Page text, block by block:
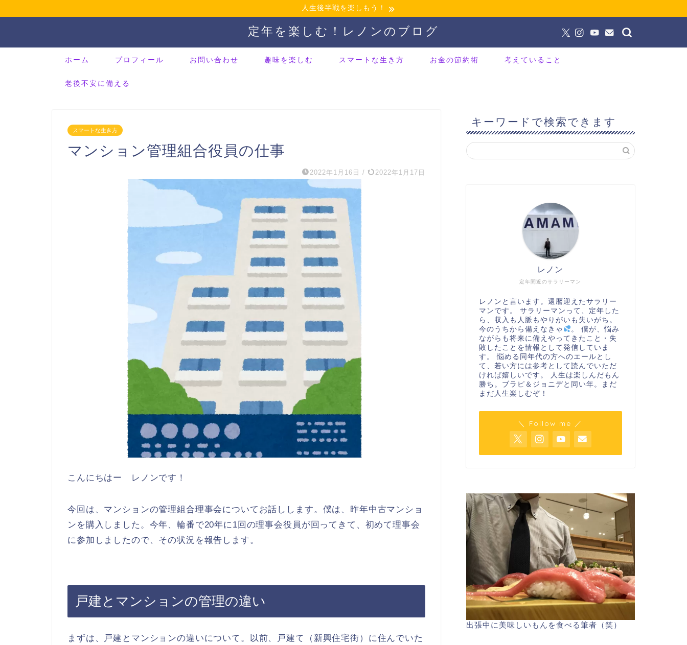
人生後半戦を楽しもう！
定年を楽しむ！レノンのブログ
ホーム プロフィール お問い合わせ 趣味を楽しむ スマートな生き方 お金の節約術 考えていること
老後不安に備える
スマートな生き方
マンション管理組合役員の仕事
2022年1月16日 / 2022年1月17日
こんにちはー レノンです！
今回は、マンションの管理組合理事会についてお話しします。僕は、昨年中古マンショ
ンを購入しました。今年、輪番で20年に1回の理事会役員が回ってきて、初めて理事会
に参加しましたので、その状況を報告します。
戸建とマンションの管理の違い
まずは、戸建とマンションの違いについて。以前、戸建て（新興住宅街）に住んでいた
キーワードで検索できます
定年間近のサラリーマン
レノン
レノンと言います。還暦迎えたサラリー
マンです。 サラリーマンって、定年した
ら、収入も人脈もやりがいも失いがち。
今のうちから備えなきゃ
。 僕が、悩み
ながらも将来に備えやってきたこと・失
敗したことを情報として発信していま
す。 悩める同年代の方へのエールとし
て、若い方には参考として読んでいただ
ければ嬉しいです。 人生は楽しんだもん
勝ち。ブラピ＆ジョニデと同い年。まだ
まだ人生楽しむぞ！
＼ Follow me ／
出張中に美味しいもんを食べる筆者（笑）